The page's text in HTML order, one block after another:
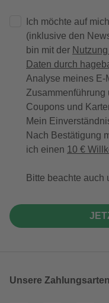
Ich möchte auf mich
(inklusive den
bin mit der
Daten durch
Analyse meines E-
Zusammenführung
Coupons und
Mein
Nach Bestätigung
ich einen 10 €
Bitte beachte auch
Unsere Zahlungsarten